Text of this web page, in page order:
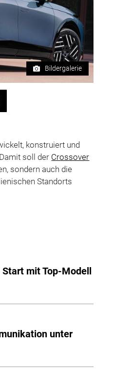
Bildergalerie
konstruiert und
soll der Crossover
sondern auch die
Standorts
mit Top-Modell
unter